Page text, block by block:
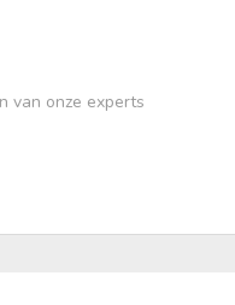
van onze experts